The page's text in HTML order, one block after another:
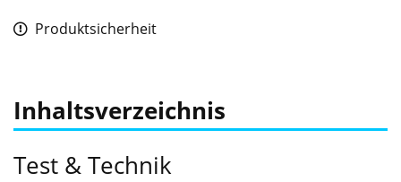
Produktsicherheit
Inhaltsverzeichnis
Test & Technik